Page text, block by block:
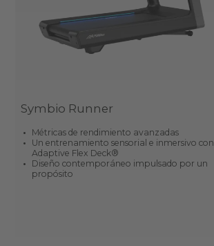
Symbio Runner
Métricas de rendimiento avanzadas
Un entrenamiento sensorial e inmersivo con
Adaptive Flex Deck®
Diseño contemporáneo impulsado por un
propósito